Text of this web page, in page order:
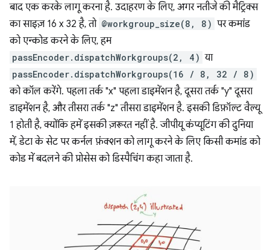
बाद एक करके लागू करना है. उदाहरण के लिए, अगर नतीजे की मैट्रिक्स
का साइज़ 16 x 32 है, तो @workgroup_size(8, 8) पर कमांड
को एन्कोड करने के लिए, हम
passEncoder.dispatchWorkgroups(2, 4) या
passEncoder.dispatchWorkgroups(16 / 8, 32 / 8)
को कॉल करेंगे. पहला तर्क "x" पहला डाइमेंशन है, दूसरा तर्क "y" दूसरा
डाइमेंशन है, और तीसरा तर्क "z" तीसरा डाइमेंशन है. इसकी डिफ़ॉल्ट वैल्यू
1 होती है, क्योंकि हमें इसकी ज़रूरत नहीं है. जीपीयू कंप्यूटिंग की दुनिया
में, डेटा के सेट पर कर्नल फ़ंक्शन को लागू करने के लिए किसी कमांड को
कोड में बदलने की प्रोसेस को डिस्पैचिंग कहा जाता है.